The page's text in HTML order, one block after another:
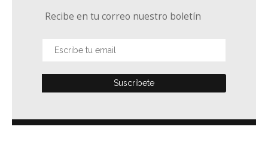
Recibe en tu correo nuestro boletín